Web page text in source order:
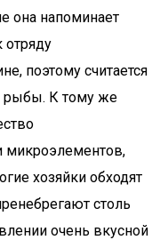
она напоминает
отряду
поэтому считается
рыбы. К тому же
хозяйки обходят
столь
очень вкусной